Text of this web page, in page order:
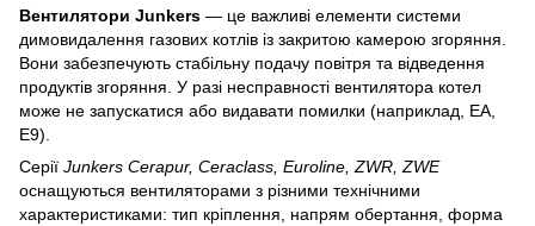
Вентилятори Junkers — це важливі елементи системи
димовидалення газових котлів із закритою камерою згоряння.
Вони забезпечують стабільну подачу повітря та відведення
продуктів згоряння. У разі несправності вентилятора котел
може не запускатися або видавати помилки (наприклад, EA,
E9).
Серії Junkers Cerapur, Ceraclass, Euroline, ZWR, ZWE
оснащуються вентиляторами з різними технічними
характеристиками: тип кріплення, напрям обертання, форма